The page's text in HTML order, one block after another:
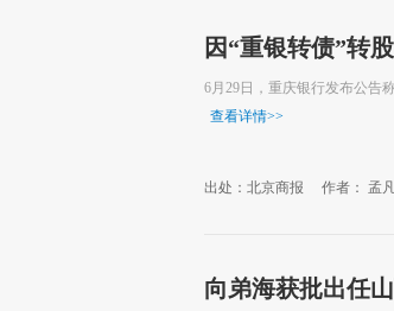
因“重银转债”转
6月29日，重庆银行发布公告
查看详情>>
出处：北京商报 作者： 孟
向弟海获批出任